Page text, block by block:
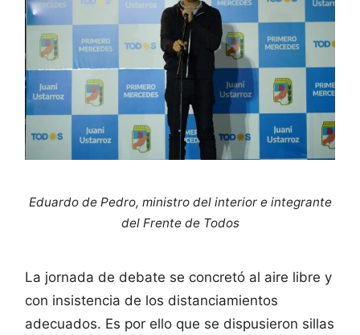
Eduardo de Pedro, ministro del interior e integrante
del Frente de Todos
La jornada de debate se concretó al aire libre y
con insistencia de los distanciamientos
adecuados. Es por ello que se dispusieron sillas